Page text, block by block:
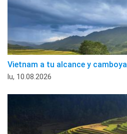
Vietnam a tu alcance y camboya
lu, 10.08.2026